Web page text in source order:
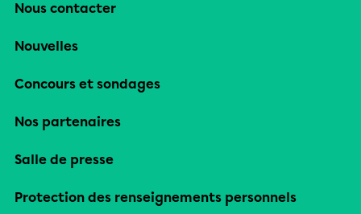
Nous contacter
Nouvelles
Concours et sondages
Nos partenaires
Salle de presse
Protection des renseignements personnels